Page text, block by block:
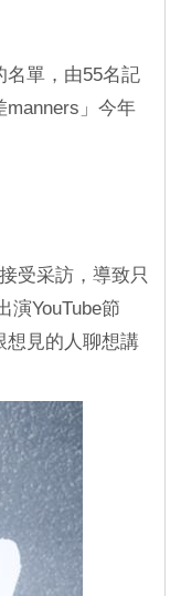
名單，由55名記
」今年
受采訪，導致只
演YouTube節
想見的人聊想講